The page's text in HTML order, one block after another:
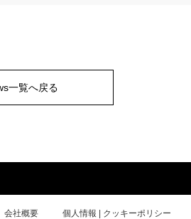
一覧へ戻る
会社概要 個人情報 | クッキーポリシー